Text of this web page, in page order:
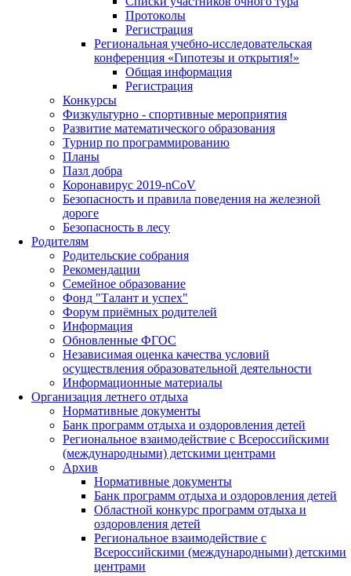
Протоколы
Регистрация
Региональная учебно-исследовательская
конференция «Гипотезы и открытия!»
Общая информация
Регистрация
Конкурсы
Физкультурно - спортивные мероприятия
Развитие математического образования
Турнир по программированию
Планы
Пазл добра
Коронавирус 2019-nCoV
Безопасность и правила поведения на железной
дороге
Безопасность в лесу
Родителям
Родительские собрания
Рекомендации
Семейное образование
Фонд "Талант и успех"
Форум приёмных родителей
Информация
Обновленные ФГОС
Независимая оценка качества условий
осуществления образовательной деятельности
Информационные материалы
Организация летнего отдыха
Нормативные документы
Банк программ отдыха и оздоровления детей
Региональное взаимодействие с Всероссийскими
(международными) детскими центрами
Архив
Нормативные документы
Банк программ отдыха и оздоровления детей
Областной конкурс программ отдыха и
оздоровления детей
Региональное взаимодействие с
Всероссийскими (международными) детскими
центрами